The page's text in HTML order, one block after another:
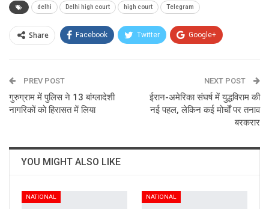
delhi Delhi high court high court Telegram
Share Facebook Twitter Google+
Email
PREV POST
गुरुग्राम में पुलिस ने 13 बांग्लादेशी
नागरिकों को हिरासत में लिया
NEXT POST
ईरान-अमेरिका संघर्ष में युद्धविराम की
नई पहल, लेकिन कई मोर्चों पर तनाव
बरकरार
YOU MIGHT ALSO LIKE
NATIONAL NATIONAL